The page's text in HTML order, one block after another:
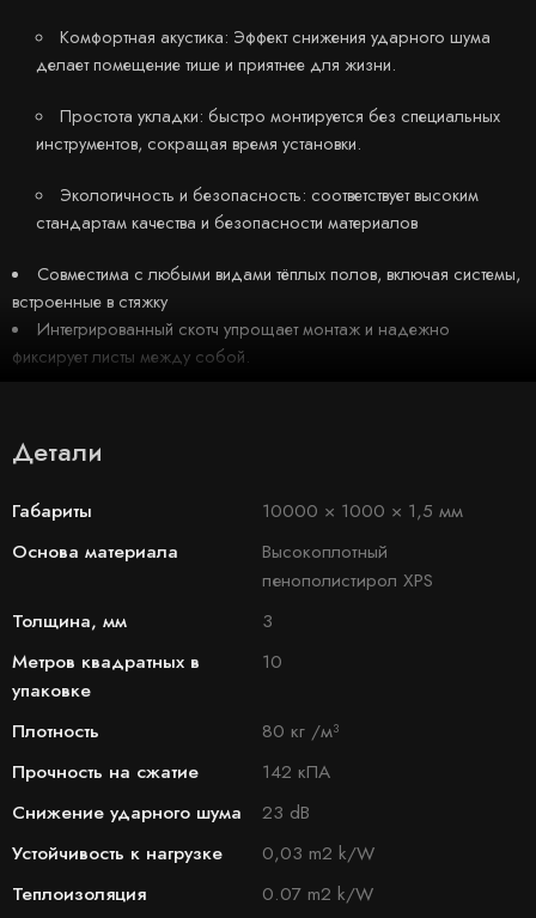
Комфортная акустика: Эффект снижения ударного шума
делает помещение тише и приятнее для жизни.
Простота укладки: быстро монтируется без специальных
инструментов, сокращая время установки.
Экологичность и безопасность: соответствует высоким
стандартам качества и безопасности материалов
Совместима с любыми видами тёплых полов, включая системы,
встроенные в стяжку
Интегрированный скотч упрощает монтаж и надежно
фиксирует листы между собой.
Детали
Габариты
10000 × 1000 × 1,5 мм
Основа материала
Высокоплотный
пенополистирол XPS
Толщина, мм
3
Метров квадратных в
упаковке
10
Плотность
80 кг /м³
Прочность на сжатие
142 кПА
Снижение ударного шума
23 dB
Устойчивость к нагрузке
0,03 m2 k/W
Теплоизоляция
0.07 m2 k/W